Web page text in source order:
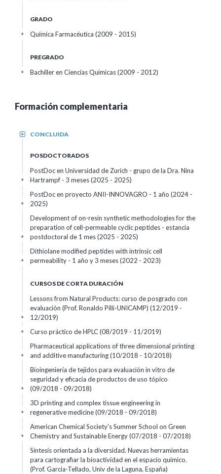
GRADO
Química Farmacéutica (2009 - 2015)
+
PREGRADO
Bachiller en Ciencias Químicas (2009 - 2012)
+
Formación complementaria
CONCLUIDA
+
POSDOCTORADOS
PostDoc en Universidad de Zurich - grupo de la Dra. Nina
Hartrampf - 3 meses (2025 - 2025)
+
PostDoc en proyecto ANII-INNOVAGRO - 1 año (2024 -
2025)
+
Development of on-resin synthetic methodologies for the
preparation of cell-permeable cyclic peptides - estancia
postdoctoral de 1 mes (2025 - 2025)
+
Dithiolane modified peptides with intrinsic cell
permeability - 1 año y 3 meses (2022 - 2023)
+
CURSOS DE CORTA DURACIÓN
Lessons from Natural Products: curso de posgrado con
evaluación (Prof. Ronaldo Pilli-UNICAMP) (12/2019 -
12/2019)
+
Curso práctico de HPLC(08/2019 - 11/2019)
+
Pharmaceutical applications of three dimensional printing
and additive manufacturing(10/2018 - 10/2018)
+
Bioingeniería de tejidos para evaluación in vitro de
seguridad y eficacia de productos de uso tópico
(09/2018 - 09/2018)
+
3D printing and complex tissue engineering in
regenerative medicine(09/2018 - 09/2018)
+
American Chemical Society's Summer School on Green
Chemistry and Sustainable Energy(07/2018 - 07/2018)
+
Síntesis orientada a la diversidad. Nuevas herramientas
para cartografiar la bioactividad en el espacio químico.
(Prof. Garcia-Tellado, Univ de la Laguna, España)